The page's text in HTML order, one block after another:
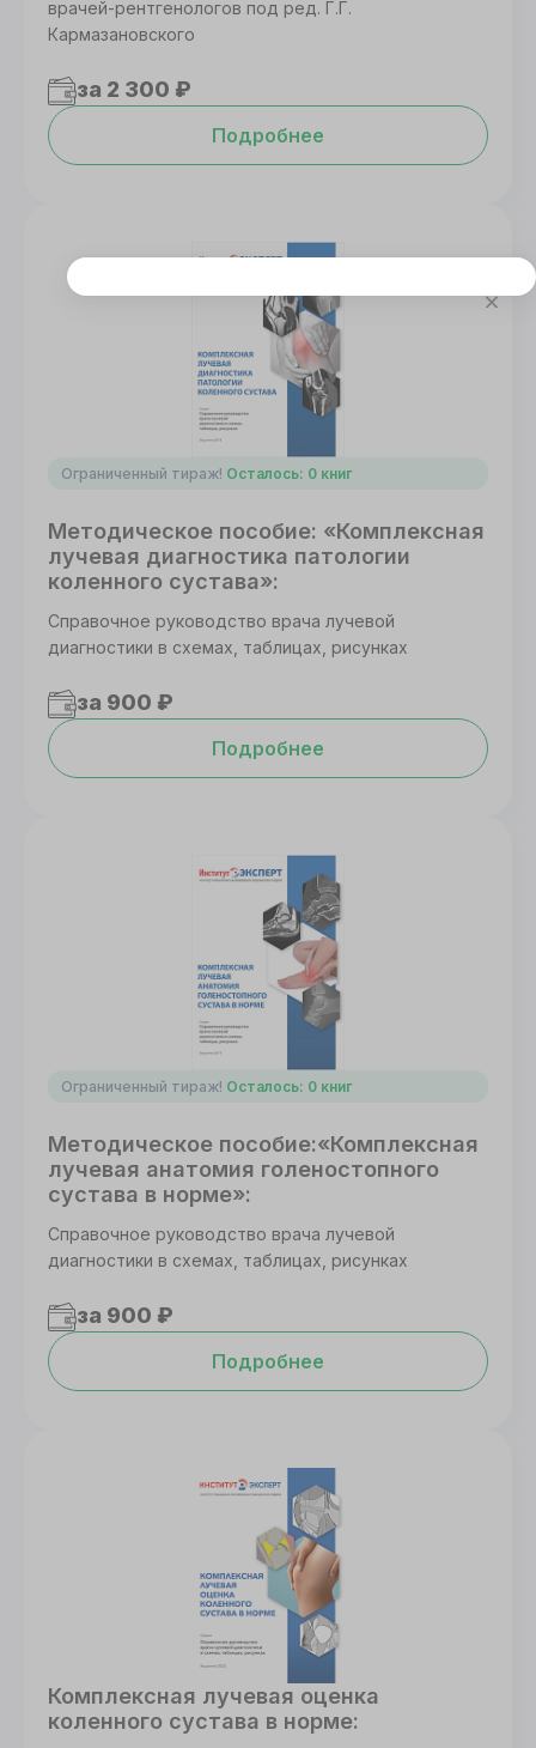
врачей-рентгенологов под ред. Г.Г.
Кармазановского
за 2 300 ₽
Подробнее
Ограниченный тираж! Осталось: 0 книг
Методическое пособие: «Комплексная
лучевая диагностика патологии
коленного сустава»:
Справочное руководство врача лучевой
диагностики в схемах, таблицах, рисунках
за 900 ₽
Подробнее
Ограниченный тираж! Осталось: 0 книг
Методическое пособие:«Комплексная
лучевая анатомия голеностопного
сустава в норме»:
Справочное руководство врача лучевой
диагностики в схемах, таблицах, рисунках
за 900 ₽
Подробнее
Комплексная лучевая оценка
коленного сустава в норме:
Этот сайт использует cookie
Для корректной работы данного сайта
необходимы файлы cookie
ПОДРОБНОСТИ
Принять все